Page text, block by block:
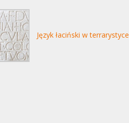
Język łaciński w terrarystyce